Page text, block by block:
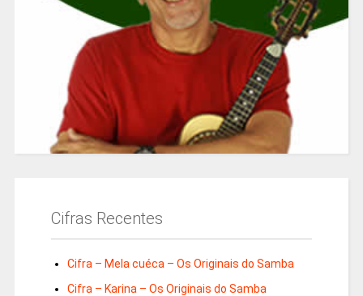
Cifras Recentes
Cifra – Mela cuéca – Os Originais do Samba
Cifra – Karina – Os Originais do Samba